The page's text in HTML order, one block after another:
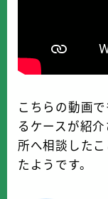
こちらの動画
るケースが紹
所へ相談した
たようです。